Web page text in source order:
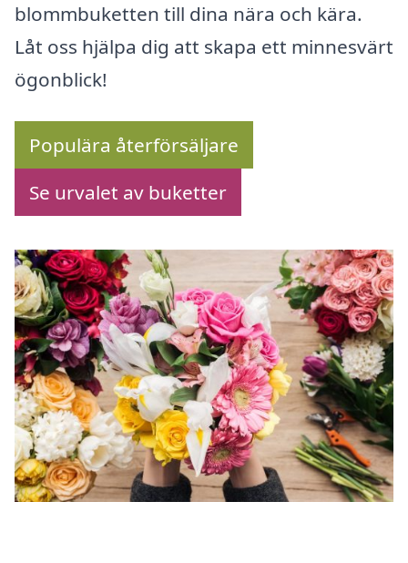
blommbuketten till dina nära och kära.
Låt oss hjälpa dig att skapa ett minnesvärt
ögonblick!
Populära återförsäljare
Se urvalet av buketter